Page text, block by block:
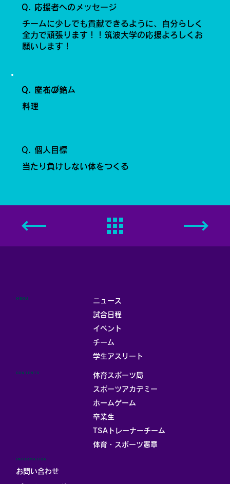
Q. 座右の銘
料理
Q. マイブーム
当たり負けしない体をつくる
Q. 個人目標
Q. 応援者へのメッセージ
チームに少しでも貢献できるように、自分らしく
全力で頑張ります！！筑波大学の応援よろしくお
願いします！
ニュース
試合日程
イベント
チーム
学生アスリート
MENU
体育スポーツ局
スポーツアカデミー
ホームゲーム
卒業生
TSAトレーナーチーム
体育・スポーツ憲章
CONTENTS
INFORMATION
お問い合わせ